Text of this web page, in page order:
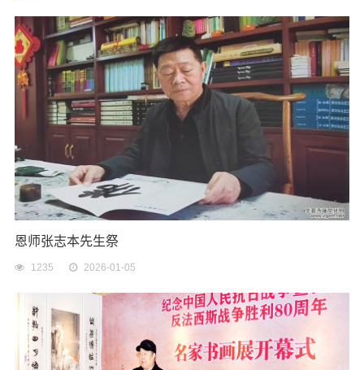
恩师张志本先生祭
1235 2026-01-05